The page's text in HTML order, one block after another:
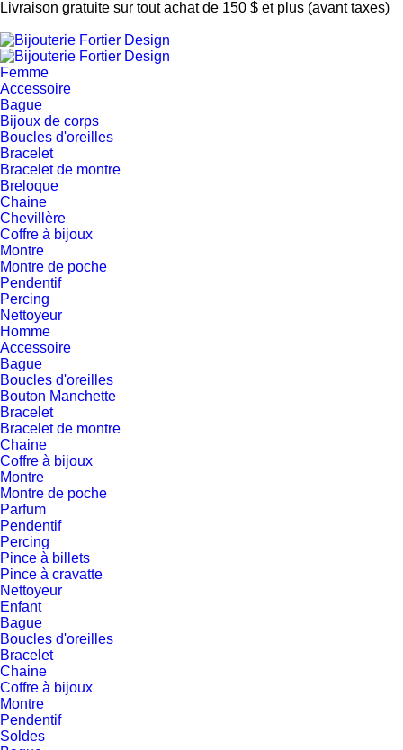
Livraison gratuite sur tout achat de 150 $ et plus (avant taxes)
Femme
Accessoire
Bague
Bijoux de corps
Boucles d'oreilles
Bracelet
Bracelet de montre
Breloque
Chaine
Chevillère
Coffre à bijoux
Montre
Montre de poche
Pendentif
Percing
Nettoyeur
Homme
Accessoire
Bague
Boucles d'oreilles
Bouton Manchette
Bracelet
Bracelet de montre
Chaine
Coffre à bijoux
Montre
Montre de poche
Parfum
Pendentif
Percing
Pince à billets
Pince à cravatte
Nettoyeur
Enfant
Bague
Boucles d'oreilles
Bracelet
Chaine
Coffre à bijoux
Montre
Pendentif
Soldes